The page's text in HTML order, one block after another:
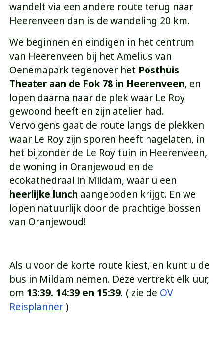
wandelt via een andere route terug naar
Heerenveen dan is de wandeling 20 km.
We beginnen en eindigen in het centrum
van Heerenveen bij het Amelius van
Oenemapark tegenover het Posthuis
Theater aan de Fok 78 in Heerenveen, en
lopen daarna naar de plek waar Le Roy
gewoond heeft en zijn atelier had.
Vervolgens gaat de route langs de plekken
waar Le Roy zijn sporen heeft nagelaten, in
het bijzonder de Le Roy tuin in Heerenveen,
de woning in Oranjewoud en de
ecokathedraal in Mildam, waar u een
heerlijke lunch aangeboden krijgt. En we
lopen natuurlijk door de prachtige bossen
van Oranjewoud!
Als u voor de korte route kiest, en kunt u de
bus in Mildam nemen. Deze vertrekt elk uur,
om 13:39. 14:39 en 15:39. ( zie de OV
Reisplanner)